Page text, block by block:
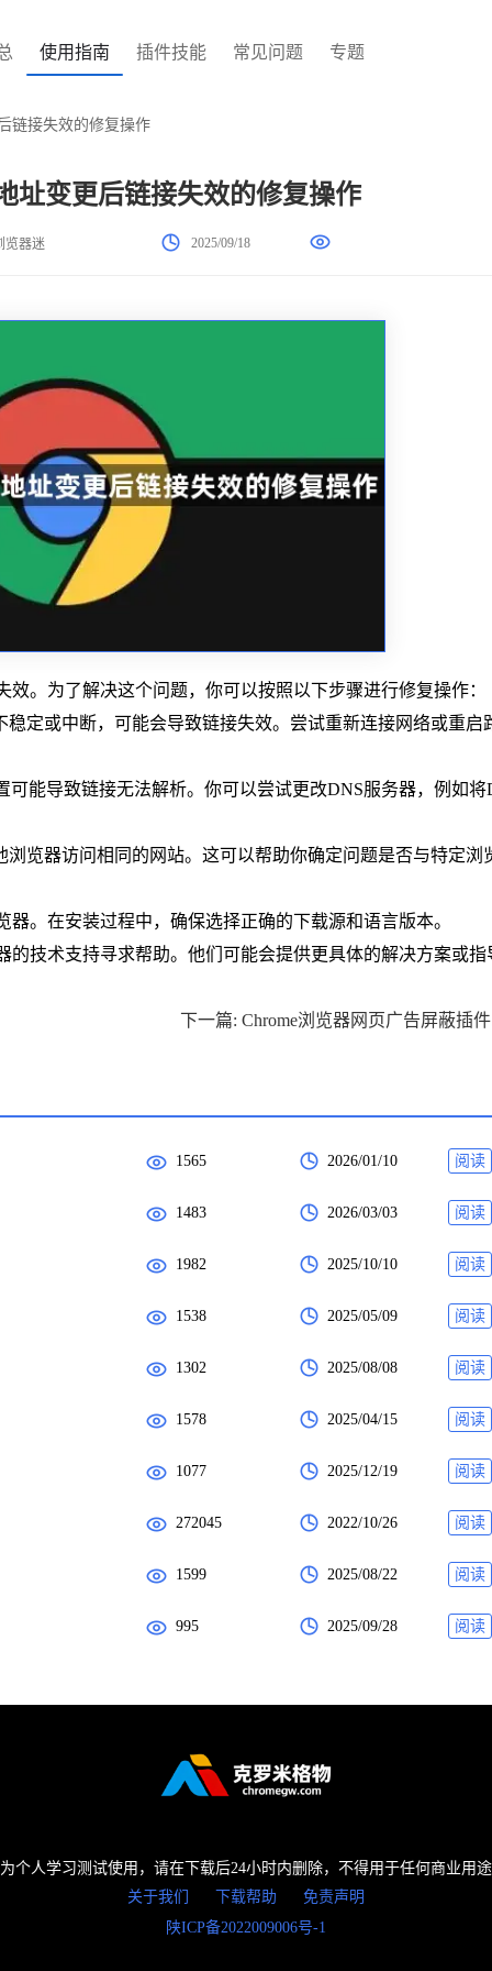
使用指南 插件技能 常见问题 专题
链接失效的修复操作
址变更后链接失效的修复操作
览器迷 2025/09/18
。为了解决这个问题，你可以按照以下步骤进行修复操作：
定或中断，可能会导致链接失效。尝试重新连接网络或重启
能导致链接无法解析。你可以尝试更改DNS服务器，例如将
览器访问相同的网站。这可以帮助你确定问题是否与特定浏
。在安装过程中，确保选择正确的下载源和语言版本。
技术支持寻求帮助。他们可能会提供更具体的解决方案或指
1565 2026/01/10 阅读
1483 2026/03/03 阅读
1982 2025/10/10 阅读
1538 2025/05/09 阅读
1302 2025/08/08 阅读
1578 2025/04/15 阅读
1077 2025/12/19 阅读
272045 2022/10/26 阅读
1599 2025/08/22 阅读
995 2025/09/28 阅读
个人学习测试使用，请在下载后24小时内删除，不得用于任何商业用途
关于我们
下载帮助
免责声明
陕ICP备2022009006号-1